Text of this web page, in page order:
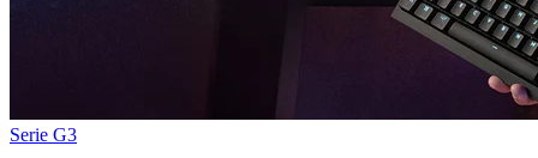
Serie G3